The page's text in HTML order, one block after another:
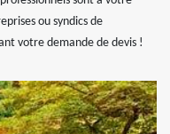
ou syndics de
votre demande de devis !